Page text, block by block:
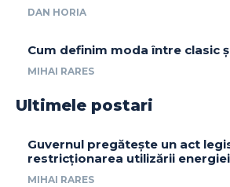
DAN HORIA
Cum definim moda între clasic
MIHAI RARES
Ultimele postari
Guvernul pregătește un act
restricționarea utilizării
MIHAI RARES